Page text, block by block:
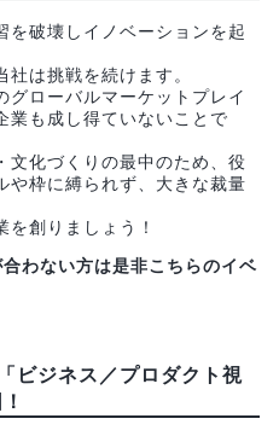
を破壊しイノベーションを起
は挑戦を続けます。
グローバルマーケットプレイ
業も成し得ていないことで
文化づくりの最中のため、役
や枠に縛られず、大きな裁量
創りましょう！
わない方は是非こちらのイベ
ビジネス／プロダクト視